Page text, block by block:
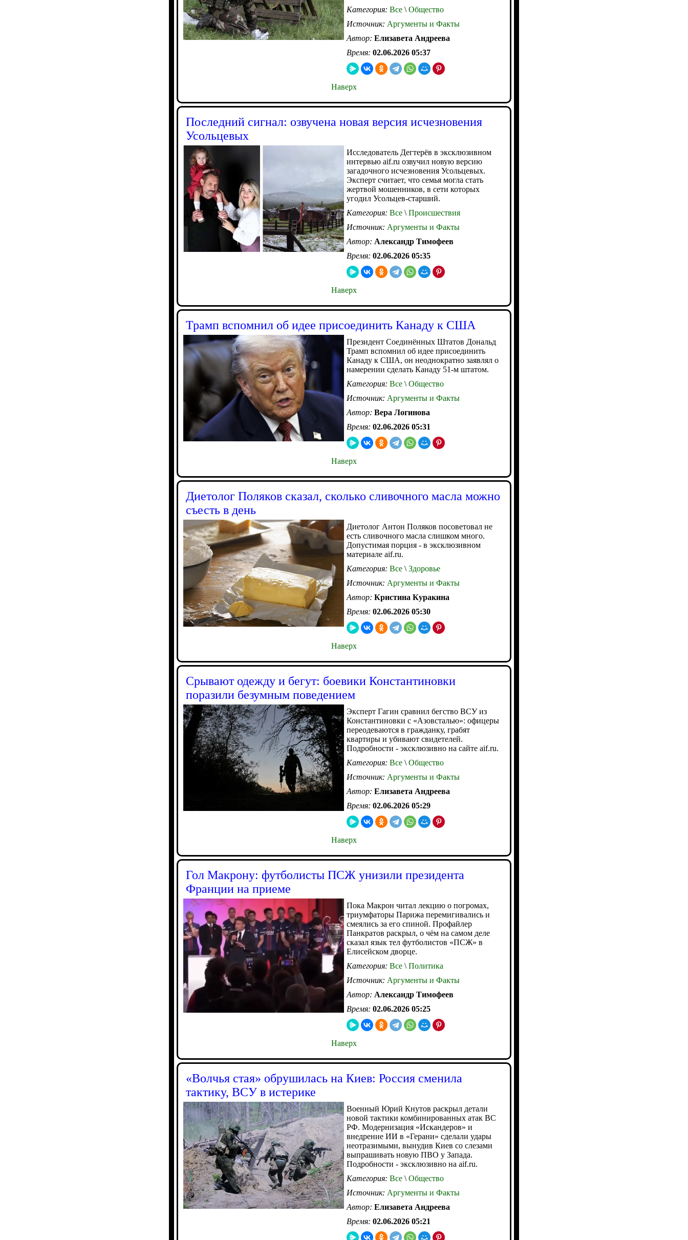
Категория: Все \ Общество
Источник: Аргументы и Факты
Автор: Елизавета Андреева
Время: 02.06.2026 05:37
Наверх
Последний сигнал: озвучена новая версия исчезновения
Усольцевых
Исследователь Дегтерёв в эксклюзивном
интервью aif.ru озвучил новую версию
загадочного исчезновения Усольцевых.
Эксперт считает, что семья могла стать
жертвой мошенников, в сети которых
угодил Усольцев-старший.
Категория: Все \ Происшествия
Источник: Аргументы и Факты
Автор: Александр Тимофеев
Время: 02.06.2026 05:35
Наверх
Трамп вспомнил об идее присоединить Канаду к США
Президент Соединённых Штатов Дональд
Трамп вспомнил об идее присоединить
Канаду к США, он неоднократно заявлял о
намерении сделать Канаду 51-м штатом.
Категория: Все \ Общество
Источник: Аргументы и Факты
Автор: Вера Логинова
Время: 02.06.2026 05:31
Наверх
Диетолог Поляков сказал, сколько сливочного масла можно
съесть в день
Диетолог Антон Поляков посоветовал не
есть сливочного масла слишком много.
Допустимая порция - в эксклюзивном
материале aif.ru.
Категория: Все \ Здоровье
Источник: Аргументы и Факты
Автор: Кристина Куракина
Время: 02.06.2026 05:30
Наверх
Срывают одежду и бегут: боевики Константиновки
поразили безумным поведением
Эксперт Гагин сравнил бегство ВСУ из
Константиновки с «Азовсталью»: офицеры
переодеваются в гражданку, грабят
квартиры и убивают свидетелей.
Подробности - эксклюзивно на сайте aif.ru.
Категория: Все \ Общество
Источник: Аргументы и Факты
Автор: Елизавета Андреева
Время: 02.06.2026 05:29
Наверх
Гол Макрону: футболисты ПСЖ унизили президента
Франции на приеме
Пока Макрон читал лекцию о погромах,
триумфаторы Парижа перемигивались и
смеялись за его спиной. Профайлер
Панкратов раскрыл, о чём на самом деле
сказал язык тел футболистов «ПСЖ» в
Елисейском дворце.
Категория: Все \ Политика
Источник: Аргументы и Факты
Автор: Александр Тимофеев
Время: 02.06.2026 05:25
Наверх
«Волчья стая» обрушилась на Киев: Россия сменила
тактику, ВСУ в истерике
Военный Юрий Кнутов раскрыл детали
новой тактики комбинированных атак ВС
РФ. Модернизация «Искандеров» и
внедрение ИИ в «Герани» сделали удары
неотразимыми, вынудив Киев со слезами
выпрашивать новую ПВО у Запада.
Подробности - эксклюзивно на aif.ru.
Категория: Все \ Общество
Источник: Аргументы и Факты
Автор: Елизавета Андреева
Время: 02.06.2026 05:21